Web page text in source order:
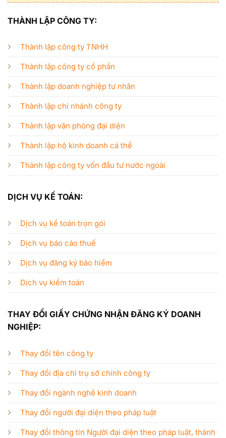
THÀNH LẬP CÔNG TY:
Thành lập công ty TNHH
Thành lập công ty cổ phần
Thành lập doanh nghiệp tư nhân
Thành lập chi nhánh công ty
Thành lập văn phòng đại diện
Thành lập hộ kinh doanh cá thể
Thành lập công ty vốn đầu tư nước ngoài
DỊCH VỤ KẾ TOÁN:
Dịch vụ kế toán trọn gói
Dịch vụ báo cáo thuế
Dịch vụ đăng ký bảo hiểm
Dịch vụ kiểm toán
THAY ĐỔI GIẤY CHỨNG NHẬN ĐĂNG KÝ DOANH
NGHIỆP:
Thay đổi tên công ty
Thay đổi địa chỉ trụ sở chính công ty
Thay đổi ngành nghề kinh doanh
Thay đổi người đại diện theo pháp luật
Thay đổi thông tin Người đại diện theo pháp luật, thành